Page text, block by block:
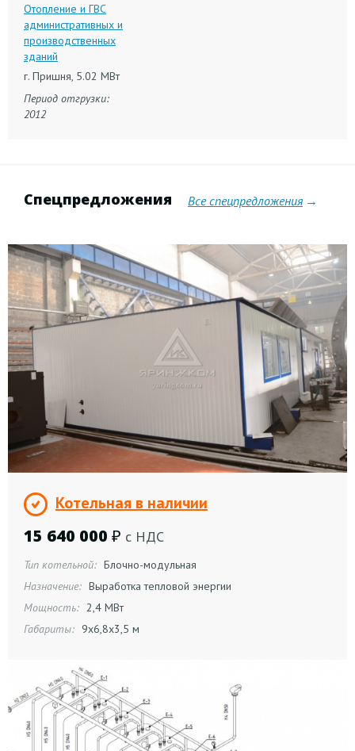
Отопление и ГВС
административных и
производственных
зданий
г. Пришня, 5.02 МВт
Период отгрузки:
2012
Спецпредложения Все спецпредложения
Котельная в наличии
15 640 000 ₽ с НДС
Тип котельной: Блочно-модульная
Назначение: Выработка тепловой энергии
Мощность: 2,4 МВт
Габариты: 9х6,8х3,5 м